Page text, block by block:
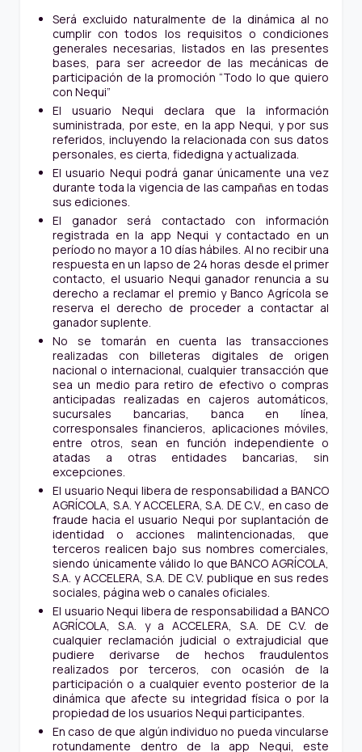
Será excluido naturalmente de la dinámica al no
cumplir con todos los requisitos o condiciones
generales necesarias, listados en las presentes
bases, para ser acreedor de las mecánicas de
participación de la promoción “Todo lo que quiero
con Nequi”
El usuario Nequi declara que la información
suministrada, por este, en la app Nequi, y por sus
referidos, incluyendo la relacionada con sus datos
personales, es cierta, fidedigna y actualizada.
El usuario Nequi podrá ganar únicamente una vez
durante toda la vigencia de las campañas en todas
sus ediciones.
El ganador será contactado con información
registrada en la app Nequi y contactado en un
período no mayor a 10 días hábiles. Al no recibir una
respuesta en un lapso de 24 horas desde el primer
contacto, el usuario Nequi ganador renuncia a su
derecho a reclamar el premio y Banco Agrícola se
reserva el derecho de proceder a contactar al
ganador suplente.
No se tomarán en cuenta las transacciones
realizadas con billeteras digitales de origen
nacional o internacional, cualquier transacción que
sea un medio para retiro de efectivo o compras
anticipadas realizadas en cajeros automáticos,
sucursales bancarias, banca en línea,
corresponsales financieros, aplicaciones móviles,
entre otros, sean en función independiente o
atadas a otras entidades bancarias, sin
excepciones.
El usuario Nequi libera de responsabilidad a BANCO
AGRÍCOLA, S.A. Y ACCELERA, S.A. DE C.V., en caso de
fraude hacia el usuario Nequi por suplantación de
identidad o acciones malintencionadas, que
terceros realicen bajo sus nombres comerciales,
siendo únicamente válido lo que BANCO AGRÍCOLA,
S.A. y ACCELERA, S.A. DE C.V. publique en sus redes
sociales, página web o canales oficiales.
El usuario Nequi libera de responsabilidad a BANCO
AGRÍCOLA, S.A. y a ACCELERA, S.A. DE C.V. de
cualquier reclamación judicial o extrajudicial que
pudiere derivarse de hechos fraudulentos
realizados por terceros, con ocasión de la
participación o a cualquier evento posterior de la
dinámica que afecte su integridad física o por la
propiedad de los usuarios Nequi participantes.
En caso de que algún individuo no pueda vincularse
rotundamente dentro de la app Nequi, este